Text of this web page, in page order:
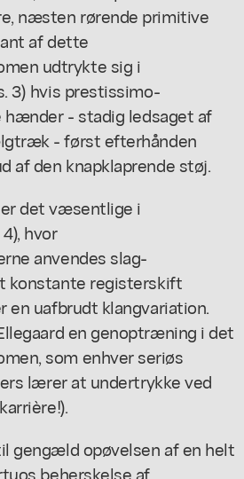
næsten rørende primitive
af dette
udtrykte sig i
3) hvis prestissimo-
hænder - stadig ledsaget af
- først efterhånden
af den knapklaprende støj.
det væsentlige i
hvor
anvendes slag-
konstante registerskift
en uafbrudt klangvariation.
en genoptræning i det
som enhver seriøs
lærer at undertrykke ved
gengæld opøvelsen af en helt
beherskelse af